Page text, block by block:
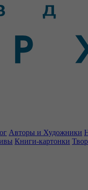
Авторы и Художники
Книги-картонки